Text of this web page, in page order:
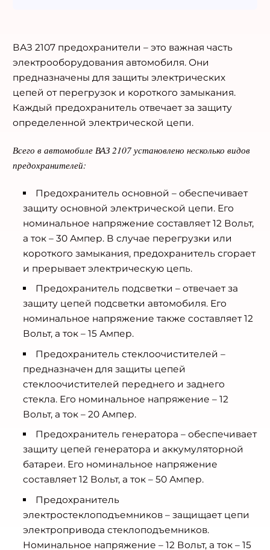
ВАЗ 2107 предохранители – это важная часть
электрооборудования автомобиля. Они
предназначены для защиты электрических
цепей от перегрузок и короткого замыкания.
Каждый предохранитель отвечает за защиту
определенной электрической цепи.
Всего в автомобиле ВАЗ 2107 установлено несколько видов
предохранителей:
Предохранитель основной – обеспечивает
защиту основной электрической цепи. Его
номинальное напряжение составляет 12 Вольт,
а ток – 30 Ампер. В случае перегрузки или
короткого замыкания, предохранитель сгорает
и прерывает электрическую цепь.
Предохранитель подсветки – отвечает за
защиту цепей подсветки автомобиля. Его
номинальное напряжение также составляет 12
Вольт, а ток – 15 Ампер.
Предохранитель стеклоочистителей –
предназначен для защиты цепей
стеклоочистителей переднего и заднего
стекла. Его номинальное напряжение – 12
Вольт, а ток – 20 Ампер.
Предохранитель генератора – обеспечивает
защиту цепей генератора и аккумуляторной
батареи. Его номинальное напряжение
составляет 12 Вольт, а ток – 50 Ампер.
Предохранитель
электростеклоподъемников – защищает цепи
электропривода стеклоподъемников.
Номинальное напряжение – 12 Вольт, а ток – 15